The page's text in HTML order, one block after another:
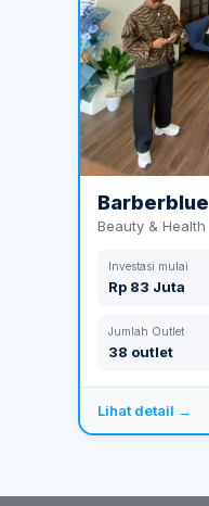
Barberblue
Beauty & Health
Investasi mulai
Rp 83 Juta
Jumlah Outlet
38 outlet
Lihat detail →